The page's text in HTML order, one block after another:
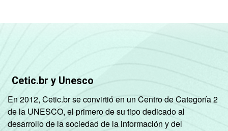
Cetic.br y Unesco
En 2012, Cetic.br se convirtió en un Centro de Categoría 2
de la UNESCO, el primero de su tipo dedicado al
desarrollo de la sociedad de la información y del